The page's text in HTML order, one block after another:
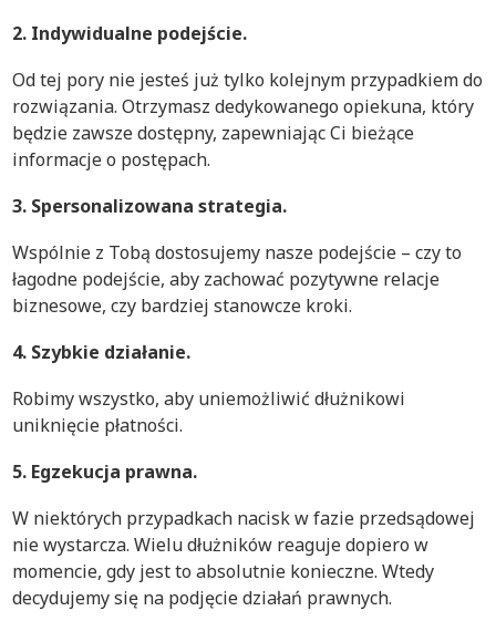
2. Indywidualne podejście.
Od tej pory nie jesteś już tylko kolejnym przypadkiem do
rozwiązania. Otrzymasz dedykowanego opiekuna, który
będzie zawsze dostępny, zapewniając Ci bieżące
informacje o postępach.
3. Spersonalizowana strategia.
Wspólnie z Tobą dostosujemy nasze podejście – czy to
łagodne podejście, aby zachować pozytywne relacje
biznesowe, czy bardziej stanowcze kroki.
4. Szybkie działanie.
Robimy wszystko, aby uniemożliwić dłużnikowi
uniknięcie płatności.
5. Egzekucja prawna.
W niektórych przypadkach nacisk w fazie przedsądowej
nie wystarcza. Wielu dłużników reaguje dopiero w
momencie, gdy jest to absolutnie konieczne. Wtedy
decydujemy się na podjęcie działań prawnych.